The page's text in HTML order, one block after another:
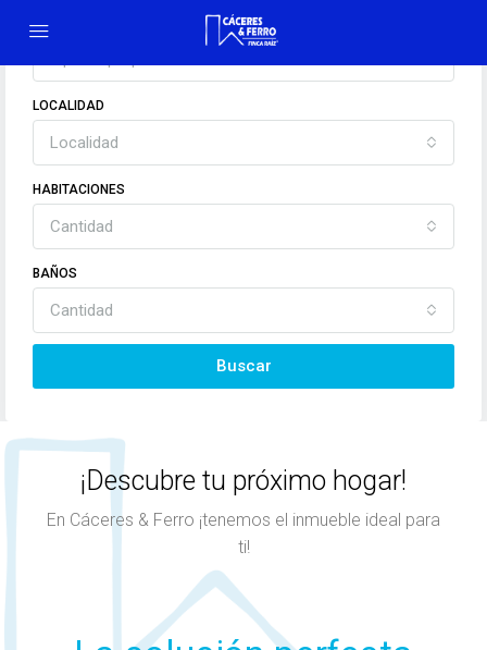
EN BUSCA DE
LOCALIDAD
Localidad
HABITACIONES
Cantidad
BAÑOS
Cantidad
Buscar
¡Descubre tu próximo hogar!
En Cáceres & Ferro ¡tenemos el inmueble ideal para
ti!